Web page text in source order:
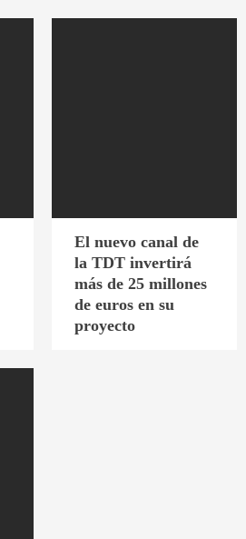
El nuevo canal de
la TDT invertirá
más de 25 millones
de euros en su
proyecto